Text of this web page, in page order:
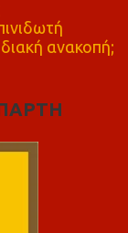
ανακοπή;